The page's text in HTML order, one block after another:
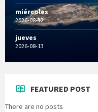
miércoles
2026-08-12
jueves
2026-08-13
FEATURED POST
There are no posts